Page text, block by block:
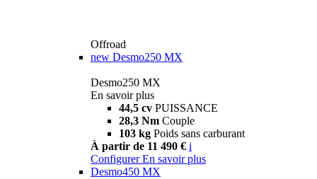
Offroad
new Desmo250 MX
Desmo250 MX
En savoir plus
44,5 cv PUISSANCE
28,3 Nm Couple
103 kg Poids sans carburant
À partir de 11 490 € i
Configurer En savoir plus
Desmo450 MX